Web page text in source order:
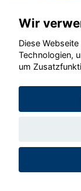
©
Wir
Diese
Technologien,
um